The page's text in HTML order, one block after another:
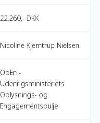
22.260,- DKK
Nicoline Kjemtrup Nielsen
OpEn -
Udenrigsministeriets
Oplysnings- og
Engagementspulje